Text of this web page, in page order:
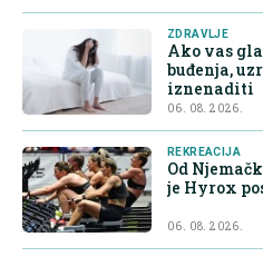
ZDRAVLJE
Ako vas
buđenja,
iznenaditi
06. 08. 2026.
REKREACIJA
Od
je Hyrox
06. 08. 2026.